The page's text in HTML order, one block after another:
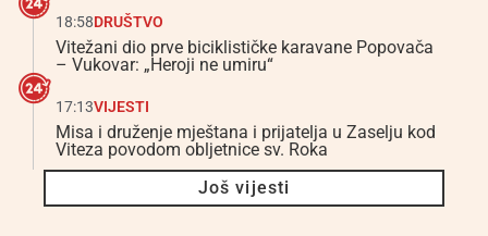
18:58DRUŠTVO
Vitežani dio prve biciklističke karavane Popovača
– Vukovar: „Heroji ne umiru“
17:13VIJESTI
Misa i druženje mještana i prijatelja u Zaselju kod
Viteza povodom obljetnice sv. Roka
Još vijesti